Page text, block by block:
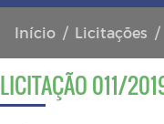
Início Licitações
LICITAÇÃO 011/